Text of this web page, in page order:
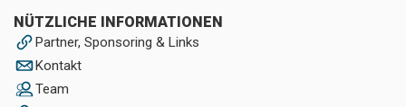
NÜTZLICHE INFORMATIONEN
Partner, Sponsoring & Links
Kontakt
Team